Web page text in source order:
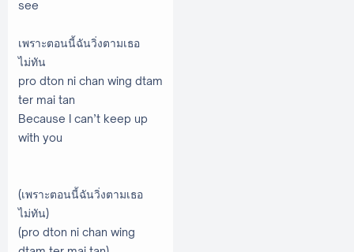
see
เพราะตอนนี้ฉันวิ่งตามเธอ
ไม่ทัน
pro dton ni chan wing dtam
ter mai tan
Because I can’t keep up
with you
(เพราะตอนนี้ฉันวิ่งตามเธอ
ไม่ทัน)
(pro dton ni chan wing